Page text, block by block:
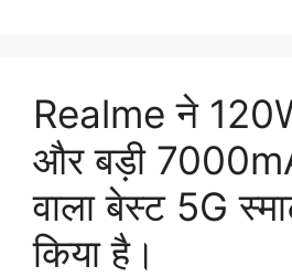
Realme ने
और बड़ी
वाला बेस्ट 5G
किया है।